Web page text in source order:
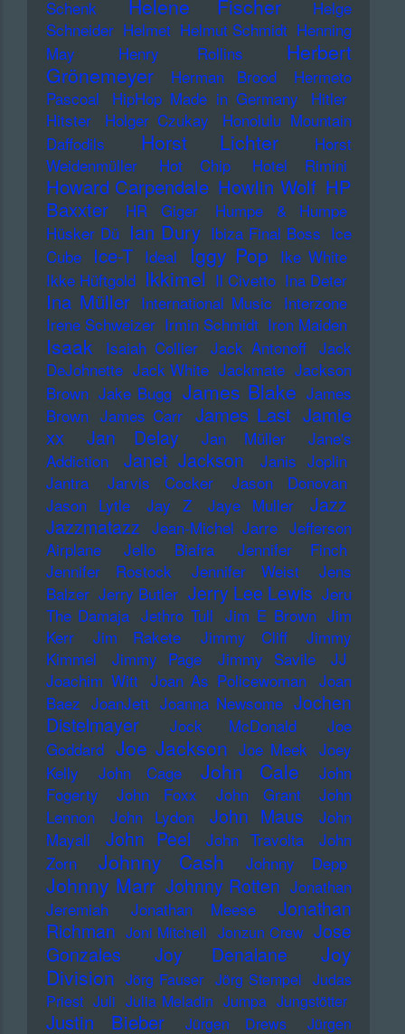
Schenk Helene Fischer
Helge
Schneider Helmet Helmut Schmidt Henning
May
Henry Rollins
Herbert
Grönemeyer
Herman Brood
Hermeto
Pascoal
HipHop Made in Germany
Hitler
Hitster
Holger Czukay
Honolulu Mountain
Daffodils
Horst Lichter
Horst
Weidenmüller
Hot Chip Hotel Rimini
Howard Carpendale Howlin Wolf HP
Baxxter
HR Giger
Humpe & Humpe
Hüsker Dü Ian Dury Ibiza Final Boss Ice
Cube
Ice-T Ideal Iggy Pop Ike White
Ikke Hüftgold Ikkimel Il Civetto Ina Deter
Ina Müller International Music Interzone
Irene Schweizer Irmin Schmidt Iron Maiden
Isaak Isaiah Collier Jack Antonoff Jack
DeJohnette Jack White Jackmate Jackson
Brown Jake Bugg James Blake James
Brown James Carr James Last Jamie
xx
Jan Delay Jan Müller
Jane's
Addiction
Janet Jackson
Janis Joplin
Jantra
Jarvis Cocker
Jason Donovan
Jason Lytle
Jay Z Jaye Muller
Jazz
Jazzmatazz Jean-Michel Jarre Jefferson
Airplane
Jello Biafra
Jennifer Finch
Jennifer Rostock
Jennifer Weist
Jens
Balzer Jerry Butler Jerry Lee Lewis Jeru
The Damaja Jethro Tull Jim E Brown Jim
Kerr
Jim Rakete Jimmy Cliff
Jimmy
Kimmel
Jimmy Page Jimmy Savile
JJ
Joachim Witt Joan As Policewoman Joan
Baez JoanJett Joanna Newsome Jochen
Distelmayer
Jock McDonald
Joe
Goddard Joe Jackson Joe Meek Joey
Kelly
John Cage John Cale
John
Fogerty
John Foxx John Grant
John
Lennon
John Lydon John Maus
John
Mayall
John Peel John Travolta
John
Zorn
Johnny Cash Johnny Depp
Johnny Marr Johnny Rotten Jonathan
Jeremiah
Jonathan Meese
Jonathan
Richman Joni Mitchell Jonzun Crew Jose
Gonzales
Joy Denalane
Joy
Division Jörg Fauser Jörg Stempel Judas
Priest Juli Julia Meladin Jumpa Jungstötter
Justin Bieber Jürgen Drews
Jürgen